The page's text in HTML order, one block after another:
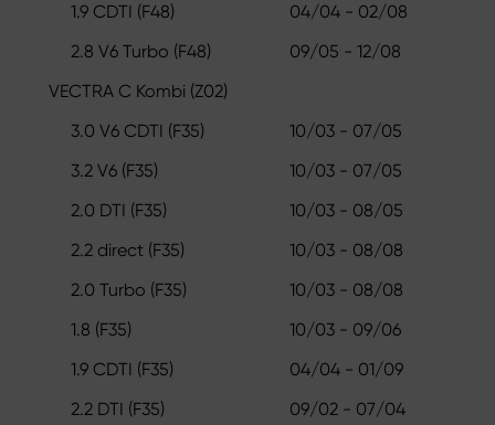
1.9 CDTI (F48)
04/04 - 02/08
2.8 V6 Turbo (F48)
09/05 - 12/08
VECTRA C Kombi (Z02)
3.0 V6 CDTI (F35)
10/03 - 07/05
3.2 V6 (F35)
10/03 - 07/05
2.0 DTI (F35)
10/03 - 08/05
2.2 direct (F35)
10/03 - 08/08
2.0 Turbo (F35)
10/03 - 08/08
1.8 (F35)
10/03 - 09/06
1.9 CDTI (F35)
04/04 - 01/09
2.2 DTI (F35)
09/02 - 07/04